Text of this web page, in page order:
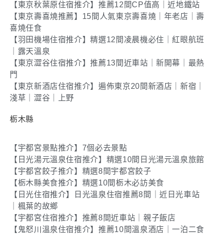
【東京秋葉原住宿推介】推薦12間CP值高｜近地鐵站
【東京壽喜燒推薦】15間人氣東京壽喜燒｜年老店｜壽
喜燒任食
【羽田機場住宿推介】精選12間凌晨機必住｜紅眼航班
｜露天溫泉
【東京澀谷住宿推介】推薦13間近車站｜新開幕｜最熱
門
【東京新酒店住宿推介】遍佈東京20間新酒店｜新宿｜
淺草｜澀谷｜上野
栃木縣
【宇都宮景點推介】7個必去景點
【日光湯元溫泉住宿推介】精選10間日光湯元溫泉旅館
【宇都宮餃子推介】精選8間宇都宮餃子
【栃木縣美食推介】精選10間栃木必訪美食
【日光住宿推介】日光溫泉住宿推薦8間｜近日光車站
｜楓葉的故鄉
【宇都宮住宿推介】推薦8間近車站｜親子飯店
【鬼怒川溫泉住宿推介】推薦10間溫泉酒店｜一泊二食